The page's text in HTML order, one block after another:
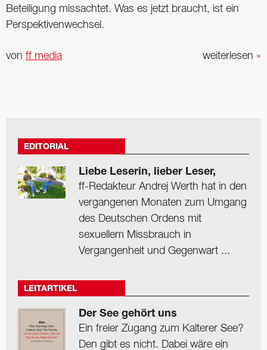
Beteiligung missachtet. Was es jetzt braucht, ist ein
Perspektivenwechsel.
weiterlesen »
von ff media
EDITORIAL
Liebe Leserin, lieber Leser,
ff-Redakteur Andrej Werth hat in den
vergangenen Monaten zum Umgang
des Deutschen Ordens mit
sexuellem Missbrauch in
Vergangenheit und Gegenwart ...
LEITARTIKEL
Der See gehört uns
Ein freier Zugang zum Kalterer See?
Den gibt es nicht. Dabei wäre ein